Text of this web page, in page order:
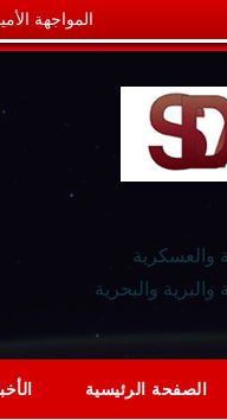
المواجهة
والعسكرية
والبحرية
الصفحة الرئيسية